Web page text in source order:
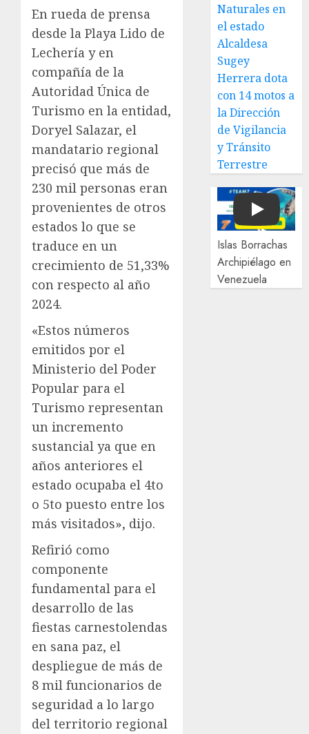
En rueda de prensa
desde la Playa Lido de
Lechería y en
compañía de la
Autoridad Única de
Turismo en la entidad,
Doryel Salazar, el
mandatario regional
precisó que más de
230 mil personas eran
provenientes de otros
estados lo que se
traduce en un
crecimiento de 51,33%
con respecto al año
2024.
«Estos números
emitidos por el
Ministerio del Poder
Popular para el
Turismo representan
un incremento
sustancial ya que en
años anteriores el
estado ocupaba el 4to
o 5to puesto entre los
más visitados», dijo.
Refirió como
componente
fundamental para el
desarrollo de las
fiestas carnestolendas
en sana paz, el
despliegue de más de
8 mil funcionarios de
seguridad a lo largo
del territorio regional
Naturales en
el estado
Alcaldesa
Sugey
Herrera dota
con 14 motos a
la Dirección
de Vigilancia
y Tránsito
Terrestre
Play
Islas Borrachas
Archipiélago en
Venezuela